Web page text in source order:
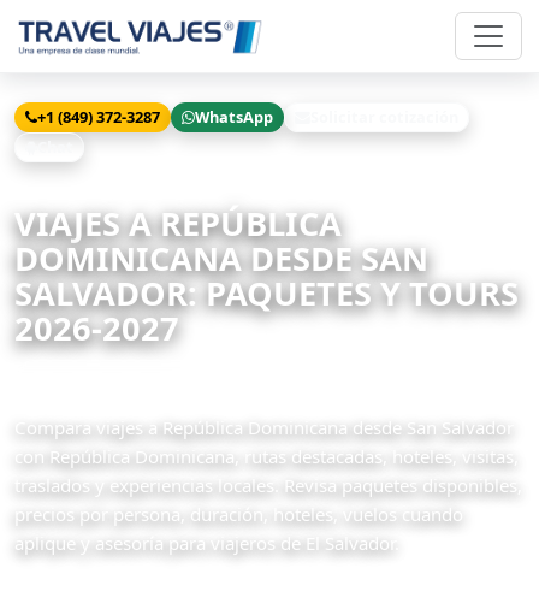
+1 (849) 372-3287 WhatsApp
VIAJES A REPÚBLICA
DOMINICANA DESDE SAN
SALVADOR: PAQUETES Y TOURS
2026-2027
Compara viajes a República Dominicana desde San Salvador
con República Dominicana, rutas destacadas, hoteles, visitas,
traslados y experiencias locales. Revisa paquetes disponibles,
precios por persona, duración, hoteles, vuelos cuando
aplique y asesoría para viajeros de El Salvador.